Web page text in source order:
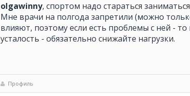
olgawinny, спортом надо стараться
Мне врачи на полгода запретили (можно
влияют, поэтому если есть проблемы с ней -
усталость - обязательно снижайте нагрузки.
Профиль